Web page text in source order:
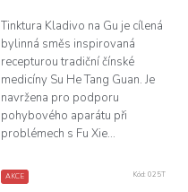
Tinktura Kladivo na Gu je cílená
bylinná směs inspirovaná
recepturou tradiční čínské
medicíny Su He Tang Guan. Je
navržena pro podporu
pohybového aparátu při
problémech s Fu Xie...
AKCE Kód: 025T